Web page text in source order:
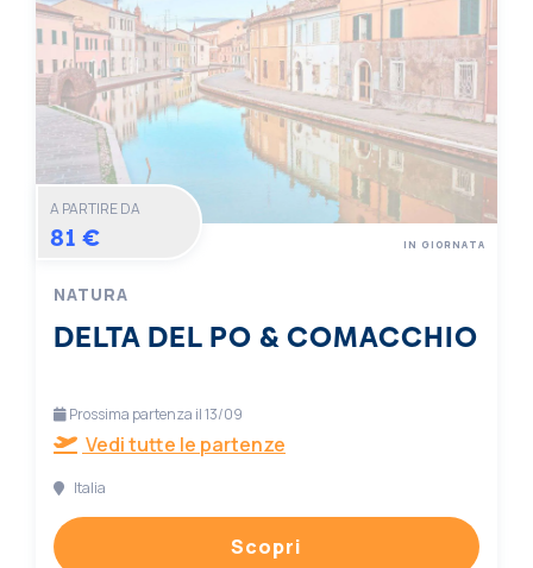
A PARTIRE DA
81 €
NATURA
DELTA DEL PO & COMACCHIO
IN GIORNATA
Prossima partenza il 13/09
Vedi tutte le partenze
Italia
Scopri